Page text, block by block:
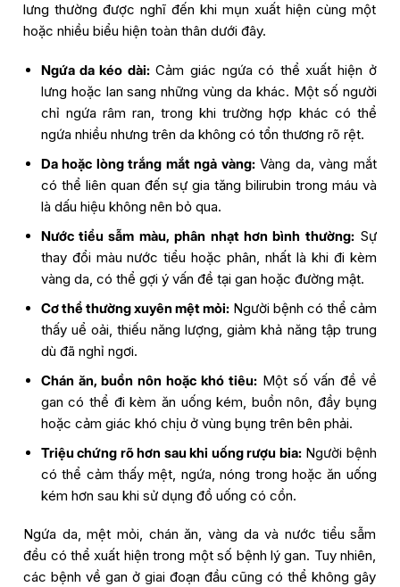
lưng thường được nghĩ đến khi mụn xuất hiện cùng một
hoặc nhiều biểu hiện toàn thân dưới đây.
Ngứa da kéo dài:Cảm giác ngứa có thể xuất hiện ở
lưng hoặc lan sang những vùng da khác. Một số người
chỉ ngứa râm ran, trong khi trường hợp khác có thể
ngứa nhiều nhưng trên da không có tổn thương rõ rệt.
Da hoặc lòng trắng mắt ngả vàng:Vàng da, vàng mắt
có thể liên quan đến sự gia tăng bilirubin trong máu và
là dấu hiệu không nên bỏ qua.
Nước tiểu sẫm màu, phân nhạt hơn bình thường:Sự
thay đổi màu nước tiểu hoặc phân, nhất là khi đi kèm
vàng da, có thể gợi ý vấn đề tại gan hoặc đường mật.
Cơ thể thường xuyên mệt mỏi:Người bệnh có thể cảm
thấy uể oải, thiếu năng lượng, giảm khả năng tập trung
dù đã nghỉ ngơi.
Chán ăn, buồn nôn hoặc khó tiêu:Một số vấn đề về
gan có thể đi kèm ăn uống kém, buồn nôn, đầy bụng
hoặc cảm giác khó chịu ở vùng bụng trên bên phải.
Triệu chứng rõ hơn sau khi uống rượu bia:Người bệnh
có thể cảm thấy mệt, ngứa, nóng trong hoặc ăn uống
kém hơn sau khi sử dụng đồ uống có cồn.
Ngứa da, mệt mỏi, chán ăn, vàng da và nước tiểu sẫm
đều có thể xuất hiện trong một số bệnh lý gan. Tuy nhiên,
các bệnh về gan ở giai đoạn đầu cũng có thể không gây